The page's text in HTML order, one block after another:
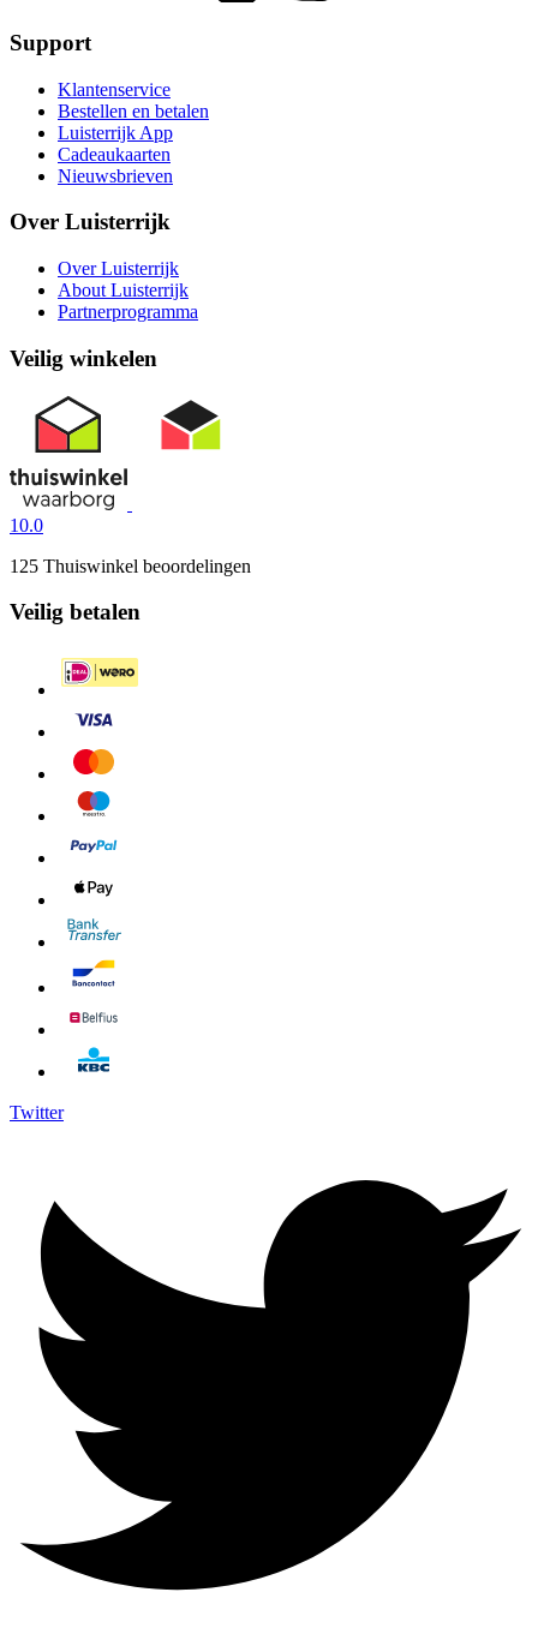
Support
Klantenservice
Bestellen en betalen
Luisterrijk App
Cadeaukaarten
Nieuwsbrieven
Over Luisterrijk
Over Luisterrijk
About Luisterrijk
Partnerprogramma
Veilig winkelen
10.0
125 Thuiswinkel beoordelingen
Veilig betalen
Twitter